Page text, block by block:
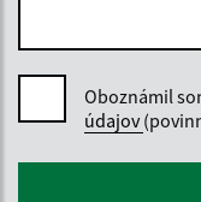
Oboznámil
údajov
Google reCaptcha